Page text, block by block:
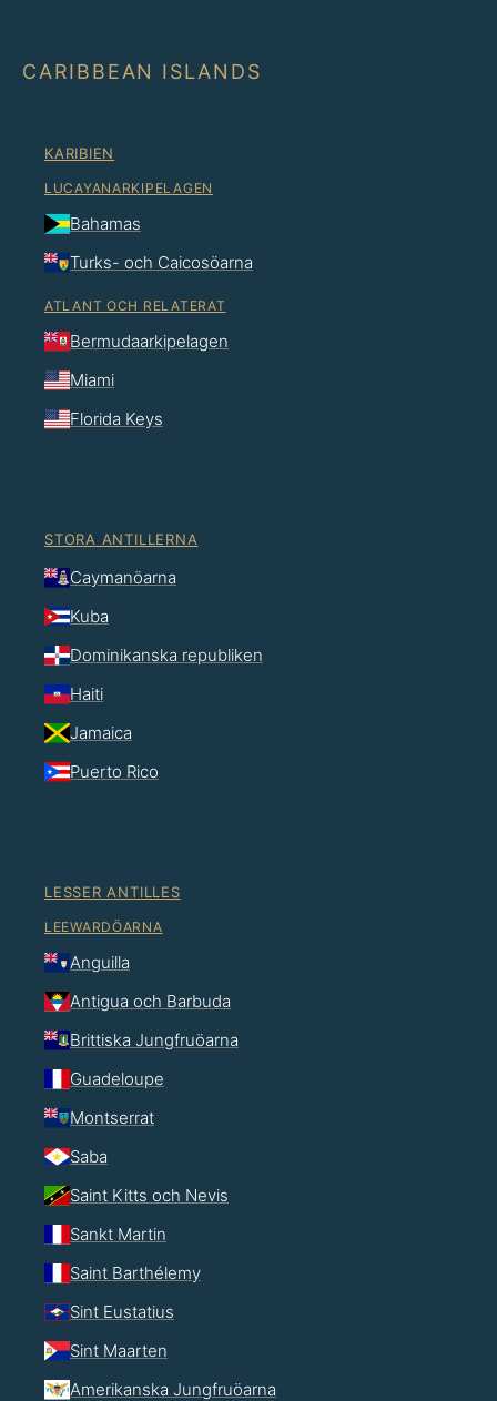
CARIBBEAN ISLANDS
KARIBIEN
LUCAYANARKIPELAGEN
Bahamas
Turks- och Caicosöarna
ATLANT OCH RELATERAT
Bermudaarkipelagen
Miami
Florida Keys
STORA ANTILLERNA
Caymanöarna
Kuba
Dominikanska republiken
Haiti
Jamaica
Puerto Rico
LESSER ANTILLES
LEEWARDÖARNA
Anguilla
Antigua och Barbuda
Brittiska Jungfruöarna
Guadeloupe
Montserrat
Saba
Saint Kitts och Nevis
Sankt Martin
Saint Barthélemy
Sint Eustatius
Sint Maarten
Amerikanska Jungfruöarna